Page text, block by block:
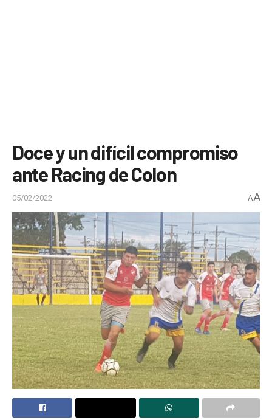
Doce y un difícil compromiso
ante Racing de Colon
05/02/2022 AA